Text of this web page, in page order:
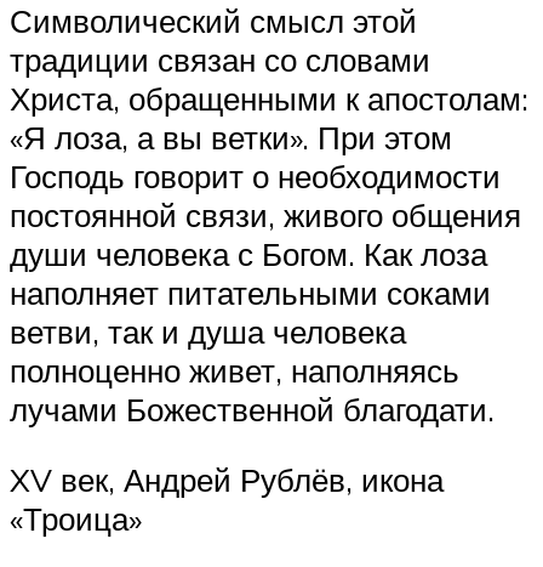
Символический смысл этой
традиции связан со словами
Христа, обращенными к апостолам:
«Я лоза, а вы ветки». При этом
Господь говорит о необходимости
постоянной связи, живого общения
души человека с Богом. Как лоза
наполняет питательными соками
ветви, так и душа человека
полноценно живет, наполняясь
лучами Божественной благодати.
XV век, Андрей Рублёв, икона
«Троица»